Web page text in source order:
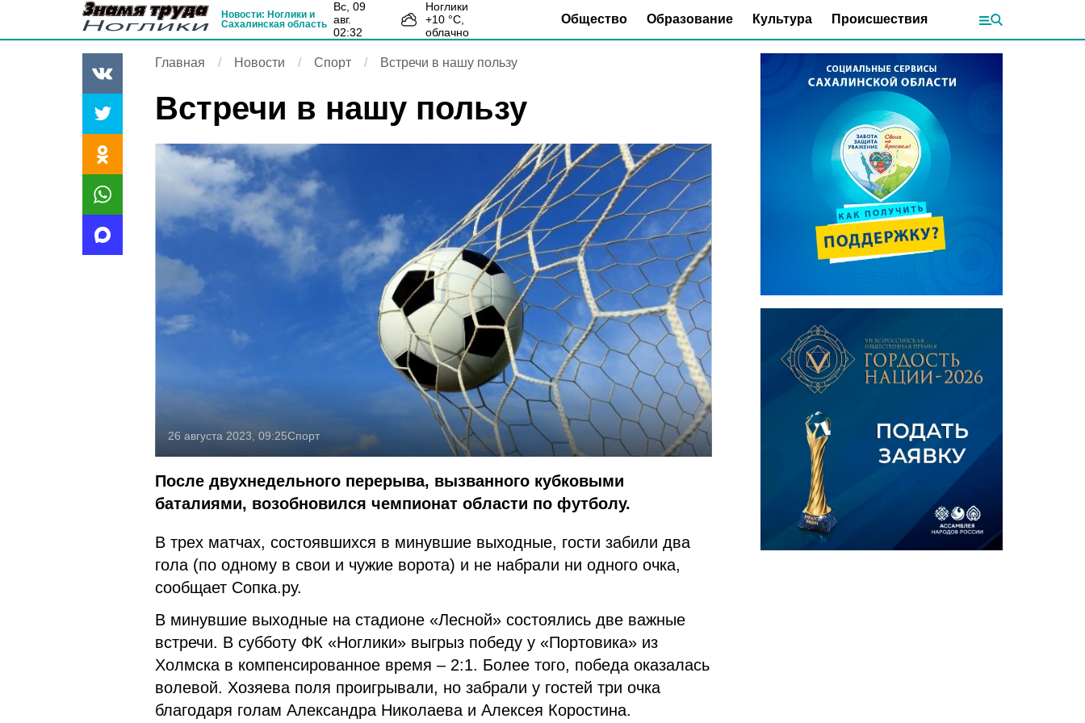
Новости: Ноглики и
Сахалинская область
вс, 09
авг.
02:32
Ноглики
+10 °С,
облачно
Общество Образование Культура Происшествия
Главная Новости Спорт Встречи в нашу пользу
Встречи в нашу пользу
26 августа 2023, 09:25Спорт
После двухнедельного перерыва, вызванного кубковыми
баталиями, возобновился чемпионат области по футболу.
В трех матчах, состоявшихся в минувшие выходные, гости забили два
гола (по одному в свои и чужие ворота) и не набрали ни одного очка,
сообщает Сопка.ру.
В минувшие выходные на стадионе «Лесной» состоялись две важные
встречи. В субботу ФК «Ноглики» выгрыз победу у «Портовика» из
Холмска в компенсированное время – 2:1. Более того, победа оказалась
волевой. Хозяева поля проигрывали, но забрали у гостей три очка
благодаря голам Александра Николаева и Алексея Коростина.